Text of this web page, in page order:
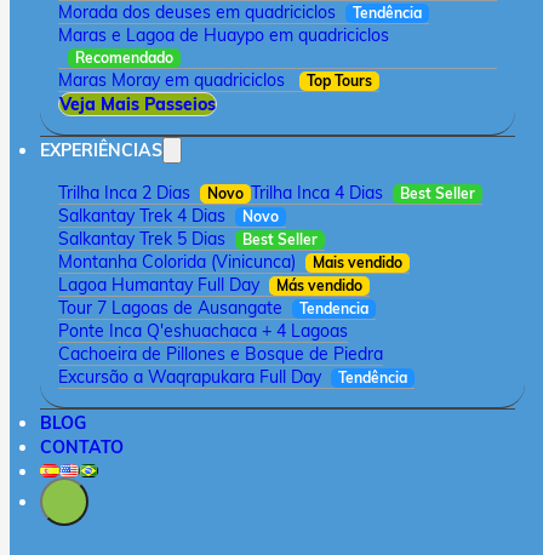
Morada dos deuses em quadriciclos Tendência
Maras e Lagoa de Huaypo em quadriciclos
Recomendado
Maras Moray em quadriciclos Top Tours
Veja Mais Passeios
EXPERIÊNCIAS
Trilha Inca 2 Dias
Novo Trilha Inca 4 Dias Best Seller
Salkantay Trek 4 Dias Novo
Salkantay Trek 5 Dias Best Seller
Montanha Colorida (Vinicunca) Mais vendido
Lagoa Humantay Full Day Más vendido
Tour 7 Lagoas de Ausangate Tendencia
Ponte Inca Q'eshuachaca + 4 Lagoas
Cachoeira de Pillones e Bosque de Piedra
Excursão a Waqrapukara Full Day
Tendência
BLOG
CONTATO